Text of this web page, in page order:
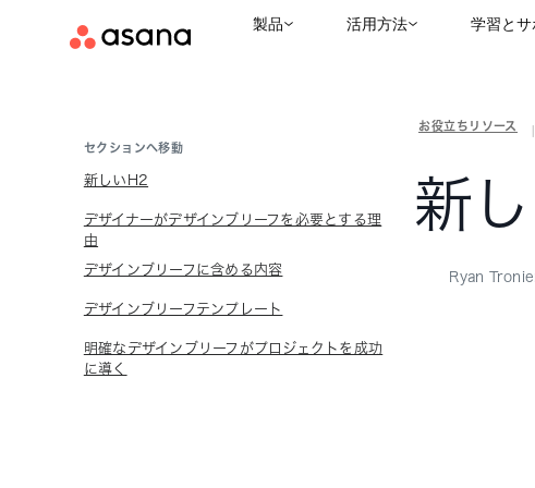
製品 活用方法 学習とサ
お役立ちリソース
新
Ryan
セクションへ移動
新しいH2
デザイナーがデザインブリーフを必要とする理
由
デザインブリーフに含める内容
デザインブリーフテンプレート
明確なデザインブリーフがプロジェクトを成功
に導く